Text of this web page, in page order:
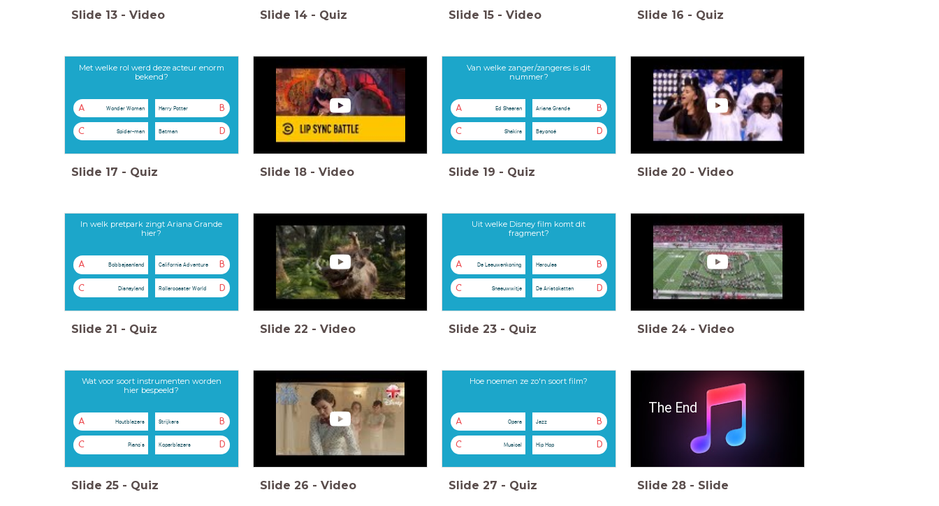
Slide 13 - Video Slide 14 - Quiz Slide 15 - Video Slide 16 - Quiz
Met welke rol werd deze acteur enorm
bekend?
A Wonder Woman B
Harry Potter
C Spider-man D
Batman
Slide 17 - Quiz Slide 18 - Video
Van welke zanger/zangeres is dit
nummer?
A Ed Sheeran B
Ariana Grande
C Shakira D
Beyoncé
Slide 19 - Quiz Slide 20 - Video
In welk pretpark zingt Ariana Grande
hier?
A Bobbejaanland B
California Adventure
C Disneyland D
Rollercoaster World
Slide 21 - Quiz Slide 22 - Video
Uit welke Disney film komt dit
fragment?
A De Leeuwenkoning B
Hercules
C Sneeuwwitje D
De Aristokatten
Slide 23 - Quiz Slide 24 - Video
Wat voor soort instrumenten worden
hier bespeeld?
A Houtblazers B
Strijkers
C Piano's D
Koperblazers
Slide 25 - Quiz Slide 26 - Video
Hoe noemen ze zo'n soort film?
A Opera B
Jazz
C Musical D
Hip Hop
Slide 27 - Quiz
The End
Slide 28 - Slide